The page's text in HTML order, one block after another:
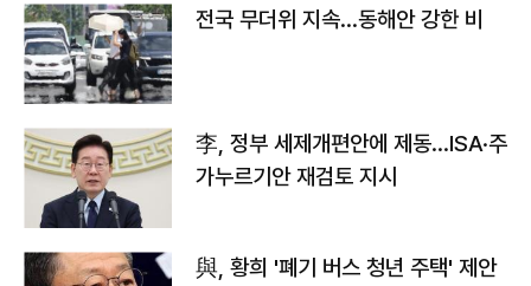
전국 무더위 지속…동해안 강한 비
李, 정부 세제개편안에 제동…ISA·주
가누르기안 재검토 지시
與, 황희 '폐기 버스 청년 주택' 제안